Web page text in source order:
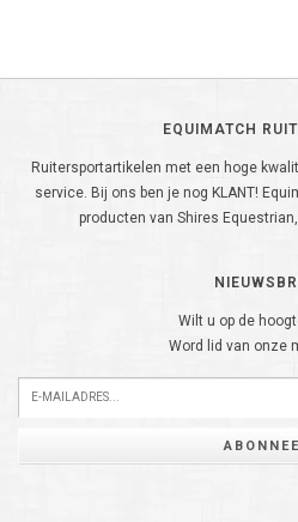
EQUIMATCH
Ruitersportartikelen met een hoge
service. Bij ons ben je nog KLANT!
producten van Shires
Wilt u op de
Word lid van onze